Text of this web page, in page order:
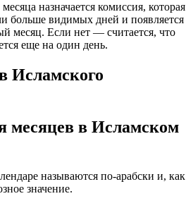
назначается комиссия, которая
больше видимых дней и появляется
месяц. Если нет — считается, что
еще на один день.
Исламского
месяцев в Исламском
называются по-арабски и, как
значение.